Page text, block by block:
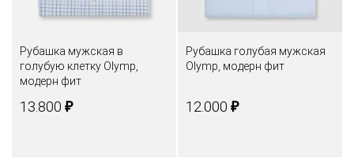
Рубашка мужская в
голубую клетку Olymp,
модерн фит
13.800 ₽
Рубашка голубая мужская
Olymp, модерн фит
12.000 ₽